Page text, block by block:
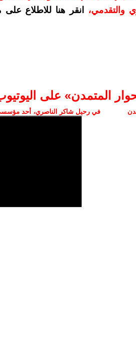
والتقدمي،
انقر هنا للاطلاع
المتمدن» على
في رحيل شاكر الناصري، أحد